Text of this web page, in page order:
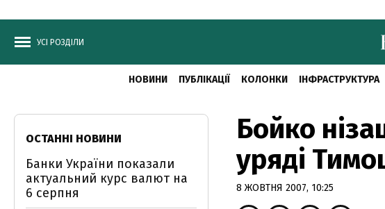
УСІ РОЗДІЛИ
НОВИНИ ПУБЛІКАЦІЇ КОЛОНКИ ІНФРАСТРУКТУРА
Бойко
уряді
8 ЖОВТНЯ 2007, 10:25
ОСТАННІ НОВИНИ
Банки України показали
актуальний курс валют на
6 серпня